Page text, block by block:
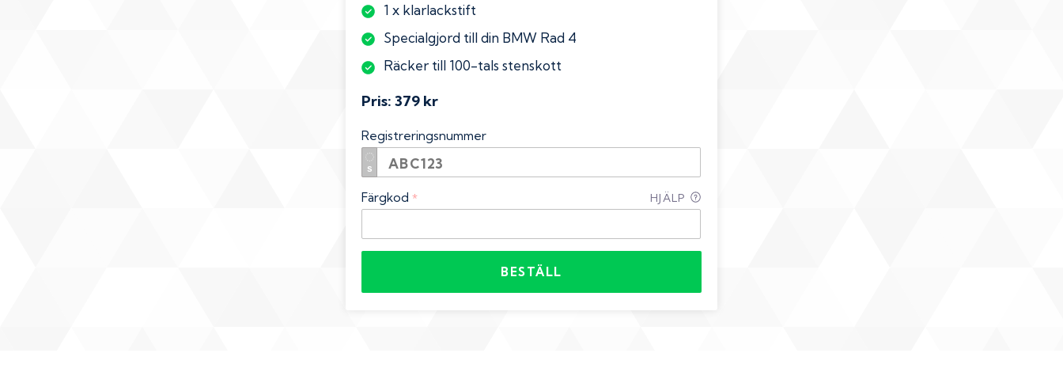
1 x klarlackstift
Specialgjord till din BMW Rad 4
Räcker till 100-tals stenskott
Pris:379 kr
Registreringsnummer
Färgkod * HJÄLP
BESTÄLL